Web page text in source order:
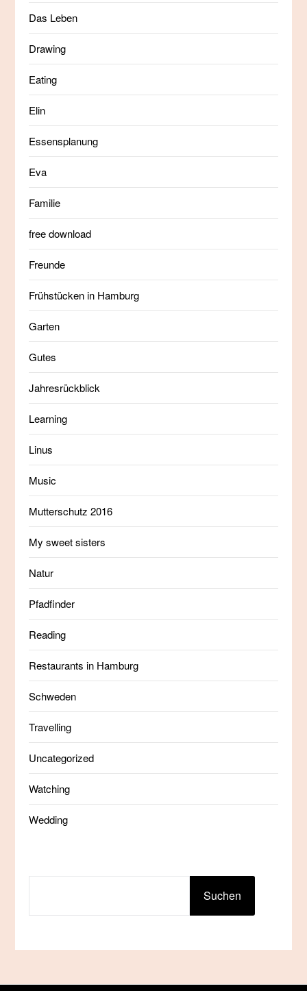
Das Leben
Drawing
Eating
Elin
Essensplanung
Eva
Familie
free download
Freunde
Frühstücken in Hamburg
Garten
Gutes
Jahresrückblick
Learning
Linus
Music
Mutterschutz 2016
My sweet sisters
Natur
Pfadfinder
Reading
Restaurants in Hamburg
Schweden
Travelling
Uncategorized
Watching
Wedding
Suchen